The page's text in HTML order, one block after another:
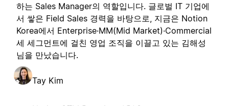
하는 Sales Manager의 역할입니다. 글로벌 IT 기업에
서 쌓은 Field Sales 경력을 바탕으로, 지금은 Notion
Korea에서 Enterprise·MM(Mid Market)·Commercial
세 세그먼트에 걸친 영업 조직을 이끌고 있는 김해성
님을 만났습니다.
Tay Kim